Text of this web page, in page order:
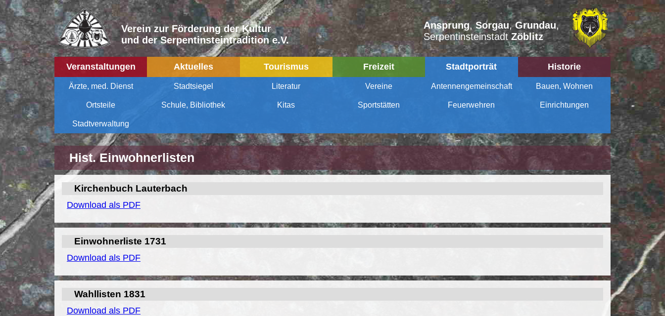
Verein zur Förderung der Kultur
und der Serpentinsteintradition e.V.
Ansprung,Sorgau,Grundau,
Serpentinsteinstadt Zöblitz
Veranstaltungen Aktuelles Tourismus Freizeit Stadtporträt Historie
Ärzte, med. Dienst Stadtsiegel Literatur Vereine Antennengemeinschaft Bauen, Wohnen
Ortsteile Schule, Bibliothek Kitas Sportstätten Feuerwehren Einrichtungen
Stadtverwaltung
Hist. Einwohnerlisten
Kirchenbuch Lauterbach
Download als PDF
Einwohnerliste 1731
Download als PDF
Wahllisten 1831
Download als PDF